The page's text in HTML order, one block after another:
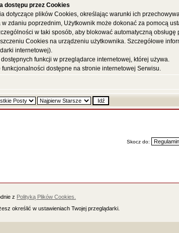
dostępu przez Cookies
dotyczące plików Cookies, określając warunki ich
zdaniu poprzednim, Użytkownik może dokonać za pomocą
w taki sposób, aby blokować automatyczną
Cookies na urządzeniu użytkownika. Szczegółowe
internetowej).
funkcji w przeglądarce internetowej, której używa.
dostępne na stronie internetowej Serwisu.
Skocz do:
z Polityką Plików Cookies.
określić w ustawieniach Twojej przeglądarki.